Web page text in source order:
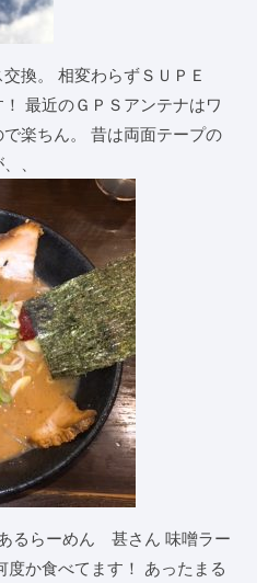
換。 相変わらずＳＵＰＥ
最近のＧＰＳアンテナはワ
楽ちん。 昔は両面テープの
、
るらーめん 甚さん 味噌ラー
か食べてます！ あったまる